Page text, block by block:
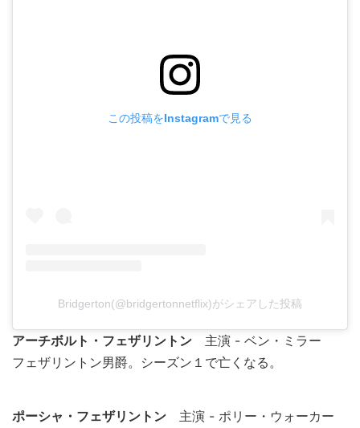
この投稿をInstagramで見る
Bridgerton(@bridgertonnetflix)がシェアした投稿
アーチボルト・フェザリントン 主演 - ベン・ミラー
フェザリントン男爵。シーズン１で亡くなる。
ポーシャ・フェザリントン 主演 - ポリー・ウォーカー